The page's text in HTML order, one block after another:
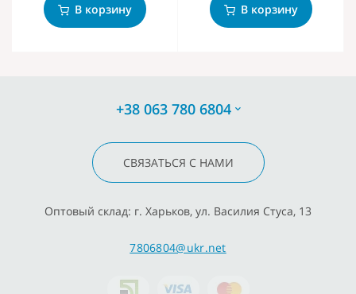
В корзину В корзину
+38 063 780 6804
СВЯЗАТЬСЯ С НАМИ
Оптовый склад: г. Харьков, ул. Василия Стуса, 13
7806804@ukr.net